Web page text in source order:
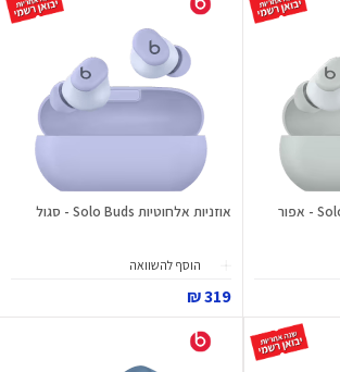
אוזניות אלחוטיות Solo Buds - סגול
הוסף להשוואה
319 ₪